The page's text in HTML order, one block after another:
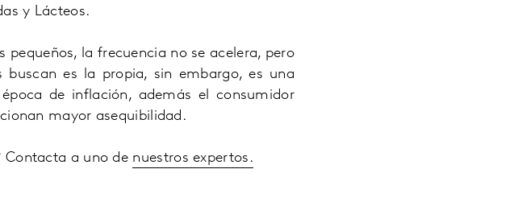
y Lácteos.
la frecuencia no se acelera, pero
es la propia, sin embargo, es una
de inflación, además el consumidor
mayor asequibilidad.
Contacta a uno de nuestros expertos.